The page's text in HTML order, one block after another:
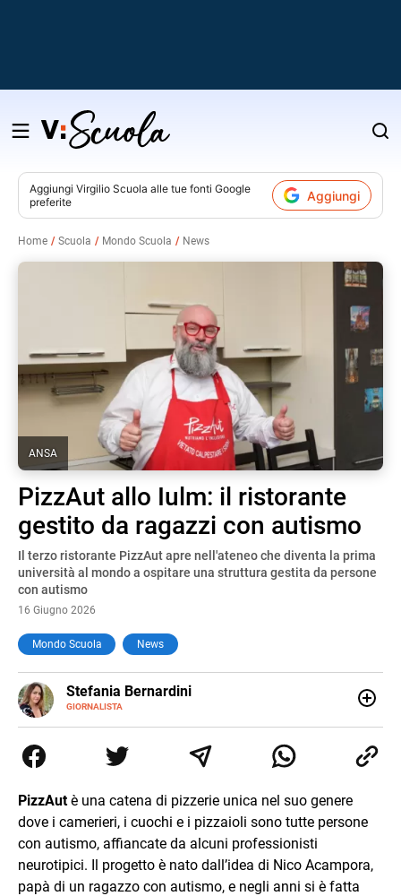
Salta
contenuto
Aggiungi Virgilio Scuola alle tue fonti Google
preferite
Aggiungi
Home Scuola Mondo Scuola News
ANSA
PizzAut allo Iulm: il ristorante
gestito da ragazzi con autismo
Il terzo ristorante PizzAut apre nell'ateneo che diventa la prima
università al mondo a ospitare una struttura gestita da persone
con autismo
16 Giugno 2026
Mondo Scuola News
Stefania Bernardini
GIORNALISTA
E-
MAIL
Tv di cronaca, politica, scuola, economia e spettacolo. Ha
esperienze nella redazione di testate giornalistiche online
PizzAutè una catena di pizzerie unica nel suo genere
dove i camerieri, i cuochi e i pizzaioli sono tutte persone
con autismo, affiancate da alcuni professionisti
neurotipici. Il progetto è nato dall’idea di Nico Acampora,
papà di un ragazzo con autismo, e negli anni si è fatta